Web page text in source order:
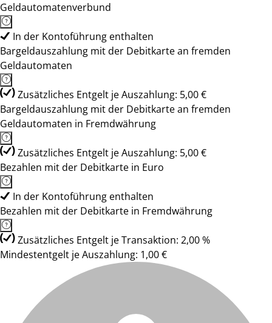
Geldautomatenverbund
In der Kontoführung enthalten
Bargeldauszahlung mit der Debitkarte an fremden
Geldautomaten
Zusätzliches Entgelt je Auszahlung: 5,00 €
Bargeldauszahlung mit der Debitkarte an fremden
Geldautomaten in Fremdwährung
Zusätzliches Entgelt je Auszahlung: 5,00 €
Bezahlen mit der Debitkarte in Euro
In der Kontoführung enthalten
Bezahlen mit der Debitkarte in Fremdwährung
Zusätzliches Entgelt je Transaktion: 2,00 %
Mindestentgelt je Auszahlung: 1,00 €